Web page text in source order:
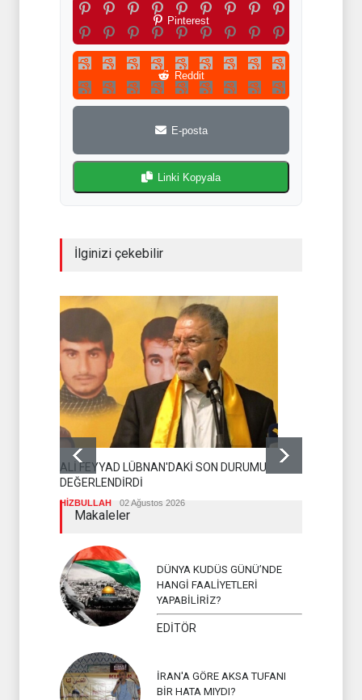
Pinterest
Reddit
E-posta
Linki Kopyala
İlginizi çekebilir
DEĞİL İSRAİL'İ KUŞATIN
İSLAM ÜLKELERİ 02 Ağustos 2026
Makaleler
DÜNYA KUDÜS GÜNÜ’NDE
EDİTÖR